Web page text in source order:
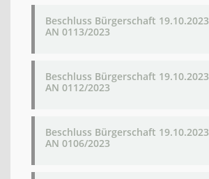
Beschluss Bürgerschaft 19.10.2023
AN 0113/2023
Beschluss Bürgerschaft 19.10.2023
AN 0112/2023
Beschluss Bürgerschaft 19.10.2023
AN 0106/2023